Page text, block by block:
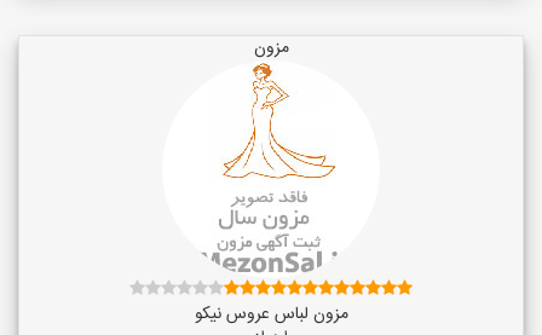
مزون
مزون لباس عروس نیکو